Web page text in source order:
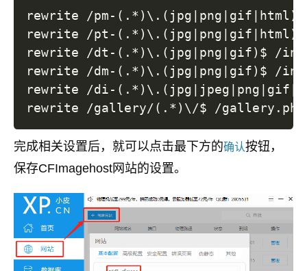
rewrite /pm- ( .*) \ . ( jpg | png | gif | html )
rewrite /pt- ( .*) \ . ( jpg | png | gif | html )
rewrite /dt- ( .*) \ . ( jpg | png | gif) $ /
rewrite /dm- ( .*) \ . ( jpg | png | gif) $ /
rewrite /di- ( .*) \ . ( jpg | jpeg | png | gif |
rewrite /gallery/( .*) \ /$ /
完成相关设置后，就可以点击最下方的确认按钮，
保存CFImagehost网站的设置。